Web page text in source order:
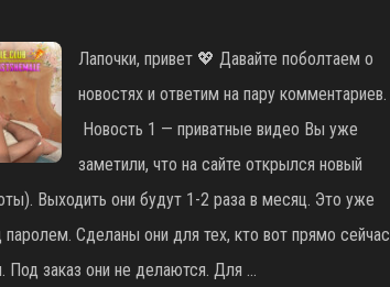
Лапочки, привет 💖 Давайте поболтаем о
новостях и ответим на пару комментариев.
Новость 1 — приватные видео Вы уже
заметили, что на сайте открылся новый
Выходить они будут 1-2 раза в месяц. Это уже
Сделаны они для тех, кто вот прямо сейчас
заказ они не делаются. Для …